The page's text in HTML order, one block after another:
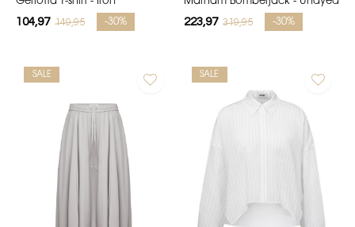
104,97 149,95 -30% 223,97 319,95 -30%
SALE SALE